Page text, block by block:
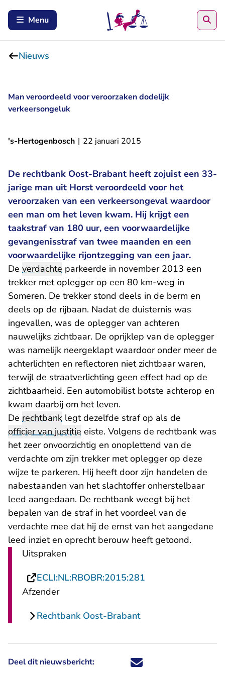
Menu
Nieuws
Man veroordeeld voor veroorzaken dodelijk
verkeersongeluk
's-Hertogenbosch | 22 januari 2015
De rechtbank Oost-Brabant heeft zojuist een 33-
jarige man uit Horst veroordeeld voor het
veroorzaken van een verkeersongeval waardoor
een man om het leven kwam. Hij krijgt een
taakstraf van 180 uur, een voorwaardelijke
gevangenisstraf van twee maanden en een
voorwaardelijke rijontzegging van een jaar.
De verdachte parkeerde in november 2013 een
trekker met oplegger op een 80 km-weg in
Someren. De trekker stond deels in de berm en
deels op de rijbaan. Nadat de duisternis was
ingevallen, was de oplegger van achteren
nauwelijks zichtbaar. De oprijklep van de oplegger
was namelijk neergeklapt waardoor onder meer de
achterlichten en reflectoren niet zichtbaar waren,
terwijl de straatverlichting geen effect had op de
zichtbaarheid. Een automobilist botste achterop en
kwam daarbij om het leven.
De rechtbank legt dezelfde straf op als de
officier van justitie eiste. Volgens de rechtbank was
het zeer onvoorzichtig en onoplettend van de
verdachte om zijn trekker met oplegger op deze
wijze te parkeren. Hij heeft door zijn handelen de
nabestaanden van het slachtoffer onherstelbaar
leed aangedaan. De rechtbank weegt bij het
bepalen van de straf in het voordeel van de
verdachte mee dat hij de ernst van het aangedane
leed inziet en oprecht berouw heeft getoond.
Uitspraken
ECLI:NL:RBOBR:2015:281
Afzender
Rechtbank Oost-Brabant
Deel dit nieuwsbericht: Deel dit nieuwsbericht via X -
Deel dit nieuwsbericht via
Deel dit nieuwsbericht
Deel dit